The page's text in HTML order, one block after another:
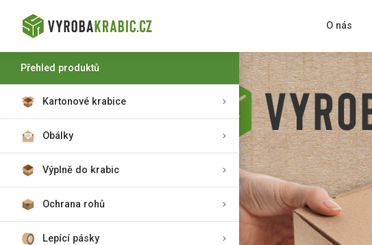
O nás
Přehled produktů
Kartonové krabice
Obálky
Výplně do krabic
Ochrana rohů
Lepící pásky